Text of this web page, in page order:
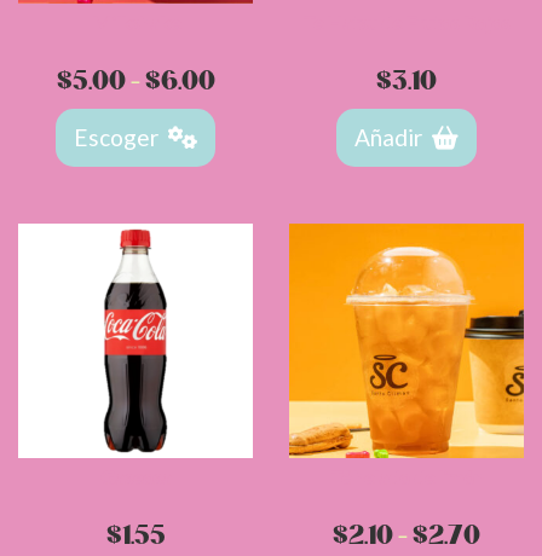
$5.00-$6.00Rango
de
precios:
Escoger
$3.10
Añadir
$1.55 $2.10-$2.70